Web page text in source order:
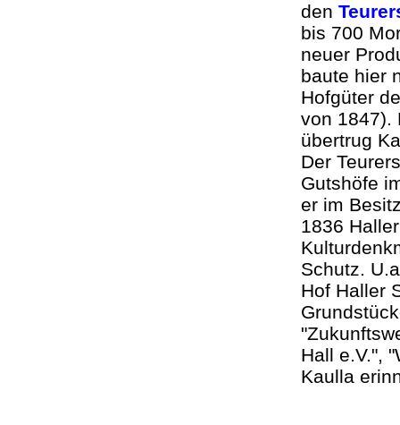
den
bis 700
neuer
baute hier
Hofgüter
von 1847).
übertrug
Der
Gutshöfe
er im
1836
Schutz.
Hof Haller
Hall e.V.",
Kaulla